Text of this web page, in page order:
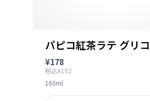
パピコ紅茶ラテ グリコ
¥178
税込¥192
160ml